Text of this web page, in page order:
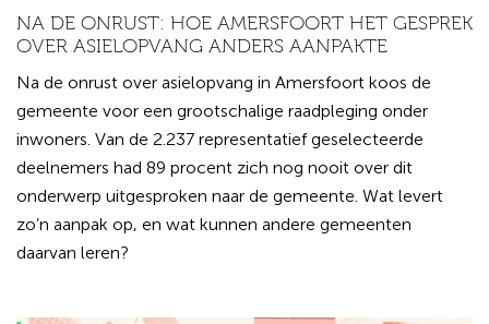
NA DE ONRUST: HOE AMERSFOORT HET GESPREK
OVER ASIELOPVANG ANDERS AANPAKTE
Na de onrust over asielopvang in Amersfoort koos de
gemeente voor een grootschalige raadpleging onder
inwoners. Van de 2.237 representatief geselecteerde
deelnemers had 89 procent zich nog nooit over dit
onderwerp uitgesproken naar de gemeente. Wat levert
zo’n aanpak op, en wat kunnen andere gemeenten
daarvan leren?